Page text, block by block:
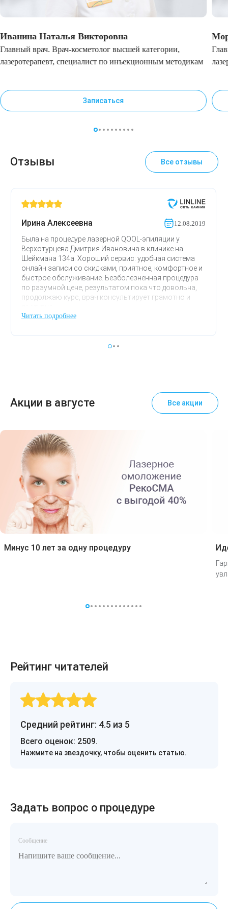
Иванина Наталья Викторовна
Главный врач. Врач-косметолог высшей категории,
лазеротерапевт, специалист по инъекционным методикам
Записаться
Отзывы Все отзывы
Ирина Алексеевна 12.08.2019
Была на процедуре лазерной QOOL-эпиляции у
Верхотурцева Дмитрия Ивановича в клинике на
Шейкмана 134а. Хороший сервис: удобная система
онлайн записи со скидками, приятное, комфортное и
быстрое обслуживание. Безболезненная процедура
по разумной цене, результатом пока что довольна,
продолжаю курс, врач консультирует грамотно и
Читать подробнее
Акции в августе Все акции
Минус 10 лет за одну процедуру
Рейтинг читателей
Средний рейтинг: 4.5 из 5
Всего оценок: 2509.
Нажмите на звездочку, чтобы оценить статью.
Задать вопрос о процедуре
Сообщение